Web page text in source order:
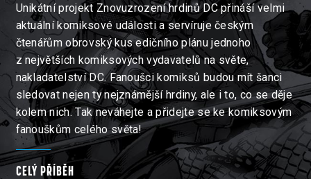
Unikátní projekt Znovuzrození hrdinů DC přináší velmi
aktuální komiksové události a servíruje českým
čtenářům obrovský kus edičního plánu jednoho
z největších komiksových vydavatelů na světe,
nakladatelství DC. Fanoušci komiksů budou mít šanci
sledovat nejen ty nejznámější hrdiny, ale i to, co se děje
kolem nich. Tak neváhejte a přidejte se ke komiksovým
fanouškům celého světa!
CELÝ PŘÍBĚH